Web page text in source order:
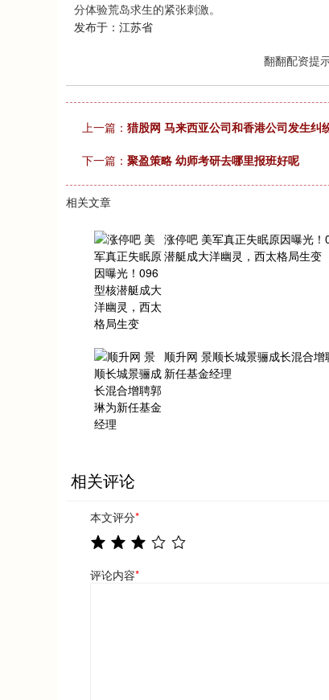
分体验荒岛求生的紧张刺激。
发布于：江苏省
翻翻配资提
上一篇： 猎股网 马来西亚公司和香港公司发生纠
下一篇： 聚盈策略 幼师考研去哪里报班好呢
相关文章
涨停吧 美军真正失眠原因曝光！
潜艇成大洋幽灵，西太格局生变
顺升网 景顺长城景骊成长混合增
新任基金经理
相关评论
本文评分*
评论内容*